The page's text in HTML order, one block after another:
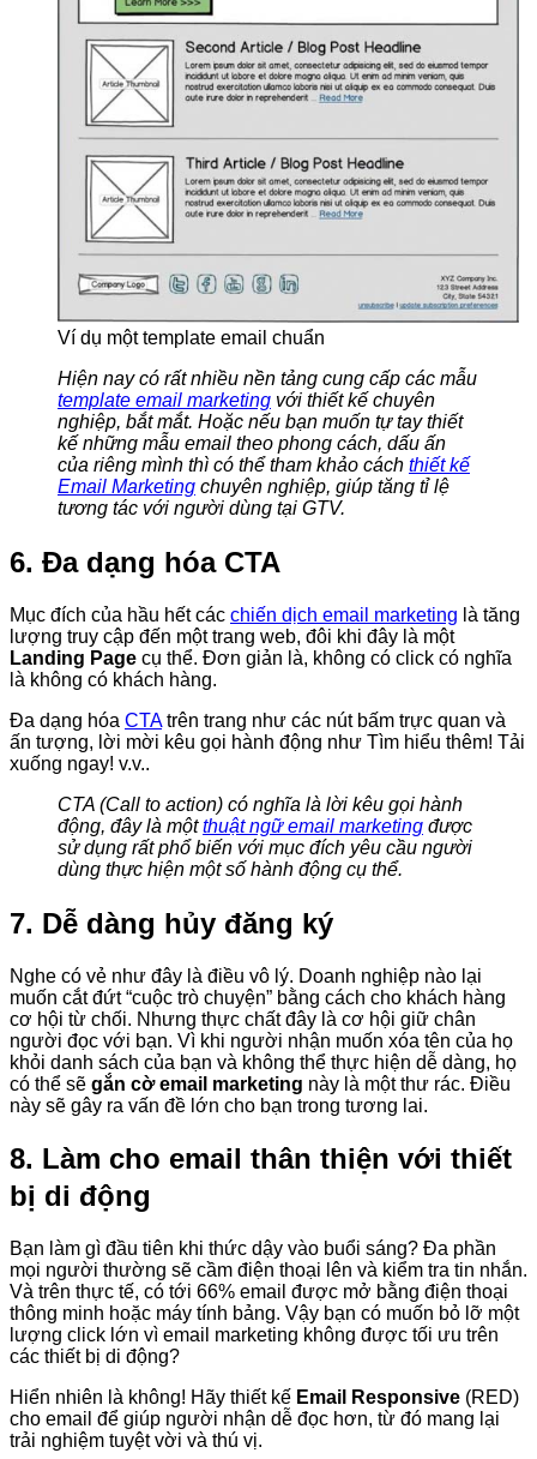
Ví dụ một template email chuẩn
Hiện nay có rất nhiều nền tảng cung cấp các mẫu
template email marketing với thiết kế chuyên
nghiệp, bắt mắt. Hoặc nếu bạn muốn tự tay thiết
kế những mẫu email theo phong cách, dấu ấn
của riêng mình thì có thể tham khảo cách thiết kế
Email Marketing chuyên nghiệp, giúp tăng tỉ lệ
tương tác với người dùng tại GTV.
6. Đa dạng hóa CTA
Mục đích của hầu hết các chiến dịch email marketing là tăng
lượng truy cập đến một trang web, đôi khi đây là một
Landing Page cụ thể. Đơn giản là, không có click có nghĩa
là không có khách hàng.
Đa dạng hóa CTAtrên trang như các nút bấm trực quan và
ấn tượng, lời mời kêu gọi hành động như Tìm hiểu thêm! Tải
xuống ngay! v.v..
CTA (Call to action) có nghĩa là lời kêu gọi hành
động, đây là mộtthuật ngữ email marketing được
sử dụng rất phổ biến với mục đích yêu cầu người
dùng thực hiện một số hành động cụ thể.
7. Dễ dàng hủy đăng ký
Nghe có vẻ như đây là điều vô lý. Doanh nghiệp nào lại
muốn cắt đứt “cuộc trò chuyện” bằng cách cho khách hàng
cơ hội từ chối. Nhưng thực chất đây là cơ hội giữ chân
người đọc với bạn. Vì khi người nhận muốn xóa tên của họ
khỏi danh sách của bạn và không thể thực hiện dễ dàng, họ
có thể sẽ gắn cờ email marketing này là một thư rác. Điều
này sẽ gây ra vấn đề lớn cho bạn trong tương lai.
8. Làm cho email thân thiện với thiết
bị di động
Bạn làm gì đầu tiên khi thức dậy vào buổi sáng? Đa phần
mọi người thường sẽ cầm điện thoại lên và kiểm tra tin nhắn.
Và trên thực tế, có tới 66% email được mở bằng điện thoại
thông minh hoặc máy tính bảng. Vậy bạn có muốn bỏ lỡ một
lượng click lớn vì email marketing không được tối ưu trên
các thiết bị di động?
Hiển nhiên là không! Hãy thiết kế Email Responsive (RED)
cho email để giúp người nhận dễ đọc hơn, từ đó mang lại
trải nghiệm tuyệt vời và thú vị.